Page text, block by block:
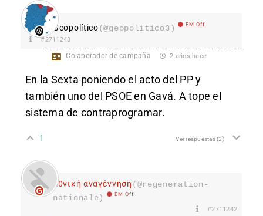
Geopolítico(@geopolitico3) EM Off
#2711243
Colaborador de campaña 2 años hace
En la Sexta poniendo el acto del PP y
también uno del PSOE en Gavá. A tope el
sistema de contraprogramar.
1 Ver respuestas(2)
Εθνική αναγέννηση (@regeneration-
nationale)
EM Off
#2711242